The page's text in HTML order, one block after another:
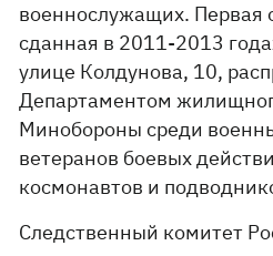
военнослужащих. Первая
сданная в 2011-2013
улице Колдунова, 10,
Департаментом
Минобороны среди
ветеранов боевых
космонавтов и
Следственный комитет